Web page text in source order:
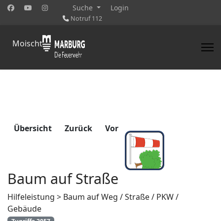
Suche Login
Notruf 112
Moischt
Übersicht Zurück Vor
Baum auf Straße
Hilfeleistung > Baum auf Weg / Straße / PKW /
Gebäude